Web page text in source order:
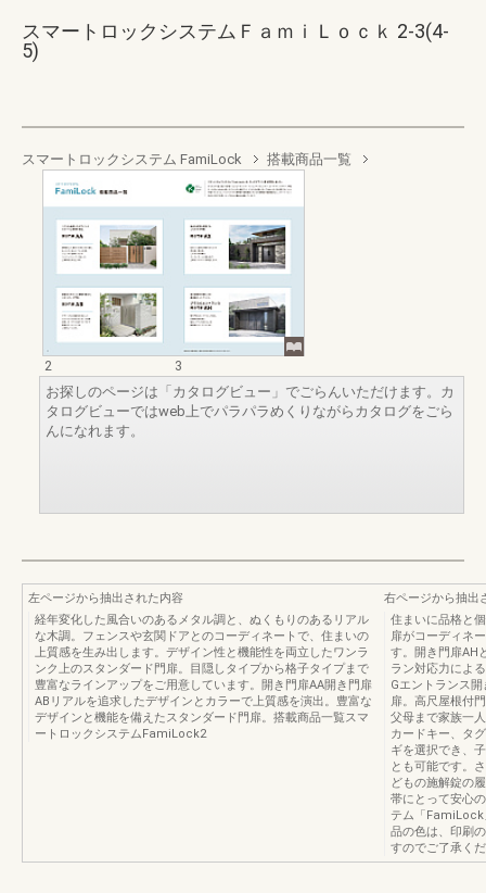
スマートロックシステムＦａｍｉＬｏｃｋ 2-3(4-
5)
スマートロックシステム FamiLock 搭載商品一覧
2
3
お探しのページは「カタログビュー」でごらんいただけます。カ
タログビューではweb上でパラパラめくりながらカタログをごら
んになれます。
左ページから抽出された内容
経年変化した風合いのあるメタル調と、ぬくもりのあるリアル
な木調。フェンスや玄関ドアとのコーディネートで、住まいの
上質感を生み出します。デザイン性と機能性を両立したワンラ
ンク上のスタンダード門扉。目隠しタイプから格子タイプまで
豊富なラインアップをご用意しています。開き門扉AA開き門扉
ABリアルを追求したデザインとカラーで上質感を演出。豊富な
デザインと機能を備えたスタンダード門扉。搭載商品一覧スマ
ートロックシステムFamiLock2
右ページから抽出
住まいに品格と
扉がコーディネ
す。開き門扉AH
ラン対応力によ
Gエントランス
扉。高尺屋根付
父母まで家族一
カードキー、タ
ギを選択でき、
とも可能です。
どもの施解錠の
帯にとって安心
テム「FamiLock
品の色は、印刷
すのでご了承く